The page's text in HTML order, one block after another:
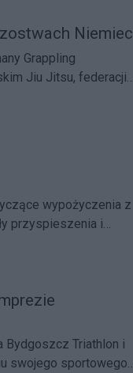
złoty pas w Mistrzostwach Niemiec
w kimonie. Łącznie
wypożyczenia z
przyspieszenia i
Bydgoszcz Triathlon i
swojego sportowego